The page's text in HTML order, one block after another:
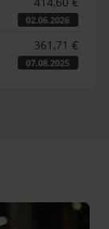
02.06.2026
361,71 €
07.08.2025